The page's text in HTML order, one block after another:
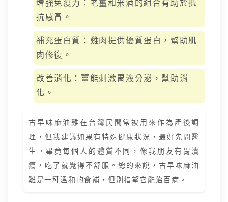
增強免疫力：老薑和米酒的組合有助於抵
抗感冒。
補充蛋白質：雞肉提供優質蛋白，幫助肌
肉修復。
改善消化：薑能刺激胃液分泌，幫助消
化。
古早味麻油雞在台灣民間常被用來作為產後調
理，但我建議如果有特殊健康狀況，最好先問醫
生。畢竟每個人的體質不同，像我朋友有胃潰
瘍，吃了就覺得不舒服。總的來說，古早味麻油
雞是一種溫和的食補，但別指望它能治百病。